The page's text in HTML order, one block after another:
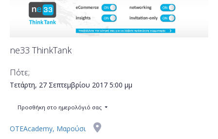
ne33 ThinkTank
Πότε;
Τετάρτη, 27 Σεπτεμβρίου 2017 5:00 μμ
Προσθήκη στο ημερολόγιό σας
OTEAcademy, Μαρούσι